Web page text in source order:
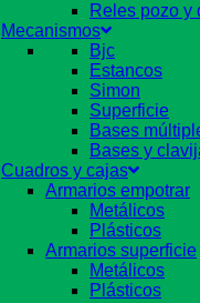
Reles pozo y
Mecanismos
Bjc
Estancos
Simon
Superficie
Bases
Bases y
Cuadros y cajas
Armarios empotrar
Metálicos
Plásticos
Armarios superficie
Metálicos
Plásticos